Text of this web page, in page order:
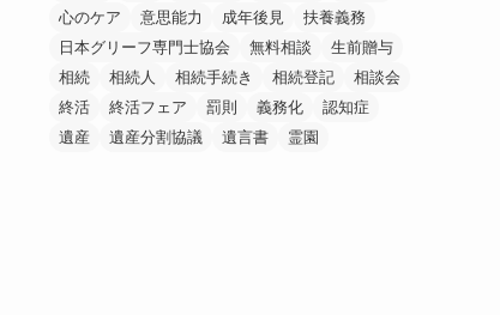
心のケア
意思能力 成年後見
扶養義務
日本グリーフ専門士協会
無料相談
生前贈与
相続
相続人 相続手続き 相続登記
相談会
終活
終活フェア 罰則 義務化
認知症
遺産
遺産分割協議 遺言書 霊園